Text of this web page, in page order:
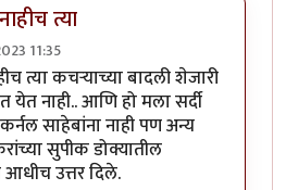
त्या
11:35
- ह्या प्रोसेसमध्ये कुजका वास येतो का ?
त्या कचऱ्याच्या बादली शेजारी
येत नाही.. आणि हो मला सर्दी
साहेबांना नाही पण अन्य
सुपीक डोक्यातील
उत्तर दिले.